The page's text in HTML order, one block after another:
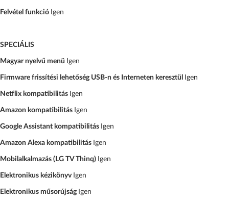
Felvétel funkció Igen
SPECIÁLIS
Magyar nyelvű menü Igen
Firmware frissítési lehetőség USB-n és Interneten keresztül Igen
Netflix kompatibilitás Igen
Amazon kompatibilitás Igen
Google Assistant kompatibilitás Igen
Amazon Alexa kompatibilitás Igen
Mobilalkalmazás (LG TV Thinq) Igen
Elektronikus kézikönyv Igen
Elektronikus műsorújság Igen